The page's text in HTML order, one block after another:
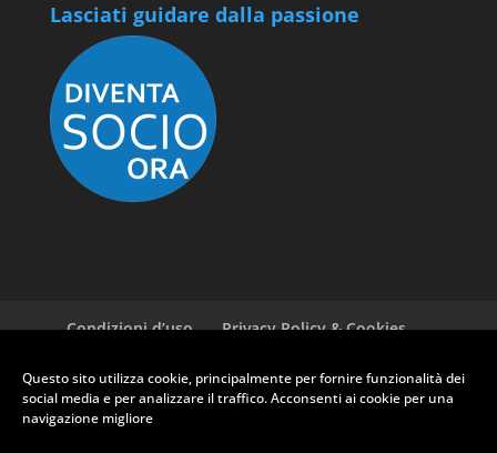
Questo sito utilizza cookie, principalmente per fornire funzionalità dei
social media e per analizzare il traffico. Acconsenti ai cookie per una
navigazione migliore
Lasciati guidare dalla passione
Condizioni d’uso
Privacy Policy & Cookies